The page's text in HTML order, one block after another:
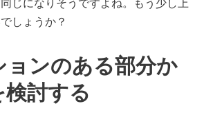
じになりそうですよね。もう少し上
しょうか？
ョンのある部分か
検討する